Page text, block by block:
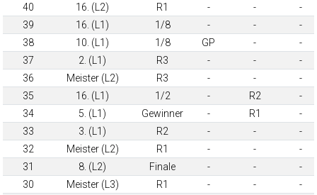
40
16. (L2) R1 - -
-
39
16. (L1) 1/8 - -
-
38
10. (L1) 1/8 GP -
-
37
2. (L1) R3 - -
-
36
Meister (L2) R3 - -
-
35
16. (L1) 1/2 - R2
-
34
5. (L1) Gewinner - R1
-
33
3. (L1) R2 - -
-
32
Meister (L2) R1 - -
-
31
8. (L2) Finale - -
-
30
Meister (L3) R1 - -
-